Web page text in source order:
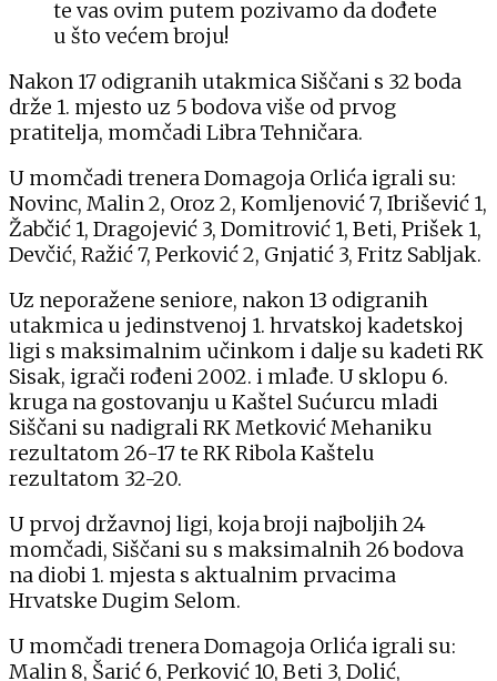
te vas ovim putem pozivamo da dođete
u što većem broju!
Nakon 17 odigranih utakmica Siščani s 32 boda
drže 1. mjesto uz 5 bodova više od prvog
pratitelja, momčadi Libra Tehničara.
U momčadi trenera Domagoja Orlića igrali su:
Novinc, Malin 2, Oroz 2, Komljenović 7, Ibrišević 1,
Žabčić 1, Dragojević 3, Domitrović 1, Beti, Prišek 1,
Devčić, Ražić 7, Perković 2, Gnjatić 3, Fritz Sabljak.
Uz neporažene seniore, nakon 13 odigranih
utakmica u jedinstvenoj 1. hrvatskoj kadetskoj
ligi s maksimalnim učinkom i dalje su kadeti RK
Sisak, igrači rođeni 2002. i mlađe. U sklopu 6.
kruga na gostovanju u Kaštel Sućurcu mladi
Siščani su nadigrali RK Metković Mehaniku
rezultatom 26-17 te RK Ribola Kaštelu
rezultatom 32-20.
U prvoj državnoj ligi, koja broji najboljih 24
momčadi, Siščani su s maksimalnih 26 bodova
na diobi 1. mjesta s aktualnim prvacima
Hrvatske Dugim Selom.
U momčadi trenera Domagoja Orlića igrali su:
Malin 8, Šarić 6, Perković 10, Beti 3, Dolić,